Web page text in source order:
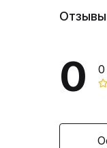
Отзывы
0 0